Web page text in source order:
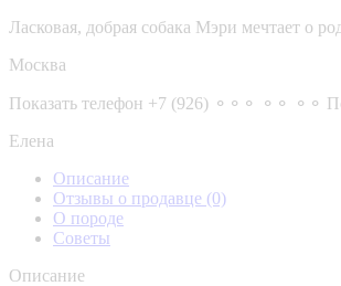
Ласковая, добрая собака Мэри мечтает о
Москва
Показать телефон +7 (926) ⚬⚬⚬ ⚬⚬ ⚬⚬
Елена
Описание
Отзывы о продавце (0)
О породе
Советы
Описание